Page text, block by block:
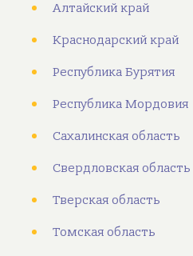
Алтайский край
Краснодарский край
Республика Бурятия
Республика Мордовия
Сахалинская область
Свердловская область
Тверская область
Томская область